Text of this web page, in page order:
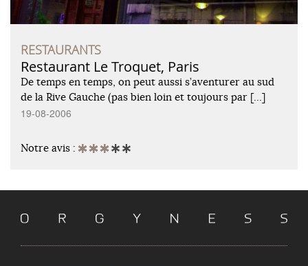
RESTAURANTS
Restaurant Le Troquet, Paris
De temps en temps, on peut aussi s’aventurer au sud
de la Rive Gauche (pas bien loin et toujours par […]
19-08-2006
Notre avis :